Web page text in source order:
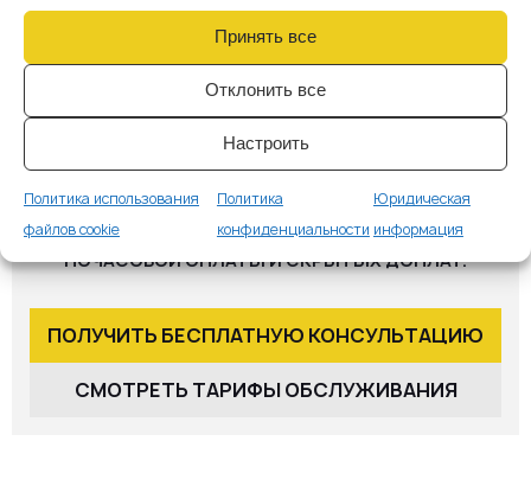
Принять все
Отклонить все
Настроить
Политика использования
файлов cookie
Политика
конфиденциальности
Юридическая
информация
Фиксированный тариф
под объём вашего
бизнеса
РАССКАЖИТЕ О КОМПАНИИ — ПРЕДЛОЖИМ ТАРИФ
С ЗАКРЕПЛЁННЫМ ПЕРЕЧНЕМ РАБОТ. БЕЗ
ПОЧАСОВОЙ ОПЛАТЫ И СКРЫТЫХ ДОПЛАТ.
ПОЛУЧИТЬ БЕСПЛАТНУЮ КОНСУЛЬТАЦИЮ
СМОТРЕТЬ ТАРИФЫ ОБСЛУЖИВАНИЯ